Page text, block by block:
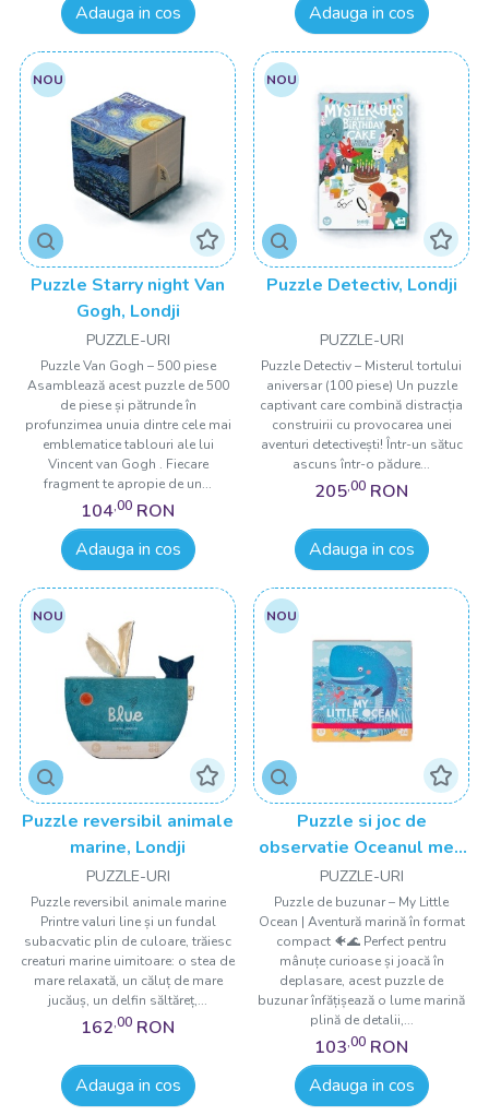
Adauga in cos
Adauga in cos
NOU
Puzzle Starry night Van
Gogh, Londji
PUZZLE-URI
Puzzle Van Gogh – 500 piese
Asamblează acest puzzle de 500
de piese și pătrunde în
profunzimea unuia dintre cele mai
emblematice tablouri ale lui
Vincent van Gogh . Fiecare
fragment te apropie de un...
104,00 RON
Adauga in cos
NOU
Puzzle Detectiv, Londji
PUZZLE-URI
Puzzle Detectiv – Misterul tortului
aniversar (100 piese) Un puzzle
captivant care combină distracția
construirii cu provocarea unei
aventuri detectivești! Într-un sătuc
ascuns într-o pădure...
205,00 RON
Adauga in cos
NOU
Puzzle reversibil animale
marine, Londji
PUZZLE-URI
Puzzle reversibil animale marine
Printre valuri line și un fundal
subacvatic plin de culoare, trăiesc
creaturi marine uimitoare: o stea de
mare relaxată, un căluț de mare
jucăuș, un delfin săltăreț,...
162,00 RON
Adauga in cos
NOU
Puzzle si joc de
observatie Oceanul meu
mic, Londji
PUZZLE-URI
Puzzle de buzunar – My Little
Ocean | Aventură marină în format
compact 🐠🌊 Perfect pentru
mânuțe curioase și joacă în
deplasare, acest puzzle de
buzunar înfățișează o lume marină
plină de detalii,...
103,00 RON
Adauga in cos